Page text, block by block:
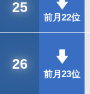
25
前月22位
26
前月23位